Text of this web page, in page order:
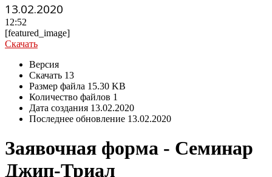
13.02.2020
12:52
[featured_image]
Скачать
Версия
Скачать 13
Размер файла 15.30 KB
Количество файлов 1
Дата создания 13.02.2020
Последнее обновление 13.02.2020
Заявочная форма - Семинар
Джип-Триал